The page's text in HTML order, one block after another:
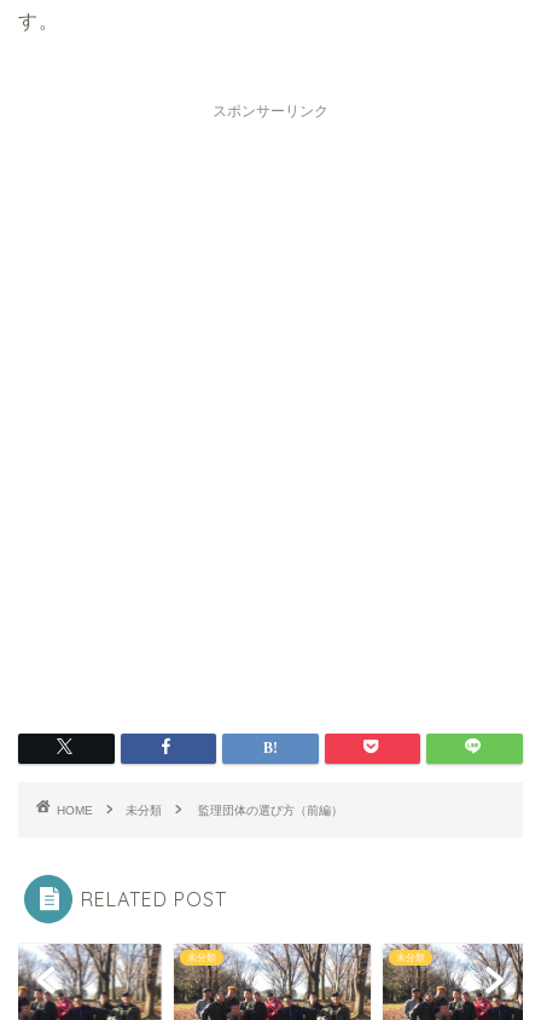
す。
スポンサーリンク
HOME 未分類 監理団体の選び方（前編）
RELATED POST
未分類 未分類